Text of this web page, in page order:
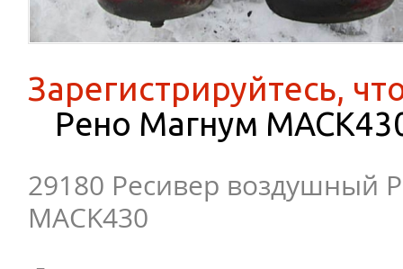
Зарегистрируйтесь,
Рено Магнум
29180 Ресивер воздушный
MACK430